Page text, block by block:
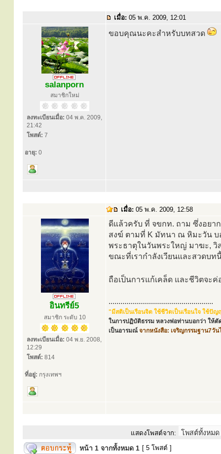
เมื่อ: 05 พ.ค. 2009, 12:01
salanporn
สมาชิกใหม่
ลงทะเบียนเมื่อ: 04 พ.ค. 2009,
21:42
โพสต์: 7
อายุ: 0
ขอบคุณนะคะสำหรับบทสวด
เมื่อ: 05 พ.ค. 2009, 12:58
อินทรีย์5
สมาชิก ระดับ 10
ลงทะเบียนเมื่อ: 04 พ.ย. 2008,
12:29
โพสต์: 814
ที่อยู่: กรุงเทพฯ
ดีแล้วครับ ที่ จขกท. ถาม ซึ่งอยา
สงฆ์ ตามที่ K มัทนา ณ หิมะวัน บ
พระธาตุในวันพระใหญ่ มาฆะ, วิ
ขณะที่เรากำลังเวียนและสวดบท
ถือเป็นการแก้เคล็ด และชีวิตจะ
.....................................................
"มีสติเป็นเรือนจิต ใช้ชีวิตเป็นเรือนใจ ใช้ปั
ในการปฏิบัติธรรม หลวงพ่อท่านบอกว่า ให้ตั
เป็นอารมณ์ จากหนังสือ: เจริญกรรมฐาน7วั
แสดงโพสต์จาก:
หน้า 1 จากทั้งหมด 1 [ 5 โพสต์ ]